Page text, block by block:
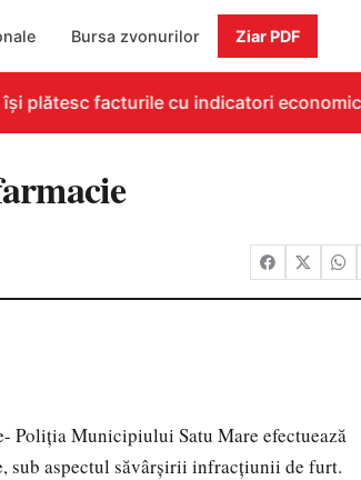
Bursa zvonurilor Ziar PDF
plătesc facturile cu indicatori economici”
Municipiului Satu Mare efectuează
sub aspectul săvârșirii infracțiunii de furt.